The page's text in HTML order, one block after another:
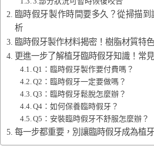
臨時假牙製作時間要多久？從掃描
析
臨時假牙製作材料揭密！樹脂材質特
更進一步了解植牙臨時假牙知識！常
Q1：臨時假牙製作要付費嗎？
Q2：臨時假牙一定要做嗎？
Q3：臨時假牙鬆脫怎麼辦？
Q4：如何保養臨時假牙？
Q5：安裝臨時假牙不舒服怎麼辦？
每一步都重要，別讓臨時假牙成為植